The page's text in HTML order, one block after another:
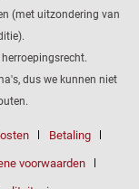
(met uitzondering van
dus we kunnen niet
Betaling
voorwaarden